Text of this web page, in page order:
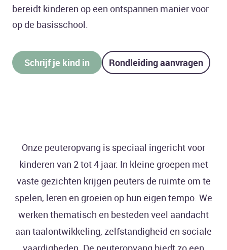
bereidt kinderen op een ontspannen manier voor
op de basisschool.
Schrijf je kind in Rondleiding aanvragen
Onze peuteropvang is speciaal ingericht voor
kinderen van 2 tot 4 jaar. In kleine groepen met
vaste gezichten krijgen peuters de ruimte om te
spelen, leren en groeien op hun eigen tempo. We
werken thematisch en besteden veel aandacht
aan taalontwikkeling, zelfstandigheid en sociale